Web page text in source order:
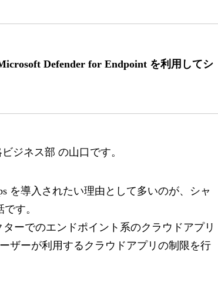
Defender for Endpoint を利用してシ
ジネス部 の山口です。
を導入されたい理由として多いのが、シャ
す。
ーでのエンドポイント系のクラウドアプリ
ザーが利用するクラウドアプリの制限を行